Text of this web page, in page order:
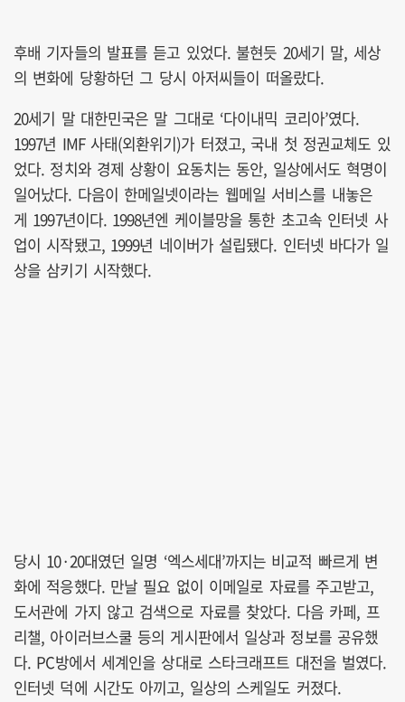
후배 기자들의 발표를 듣고 있었다. 불현듯 20세기 말, 세상
의 변화에 당황하던 그 당시 아저씨들이 떠올랐다.
20세기 말 대한민국은 말 그대로 ‘다이내믹 코리아’였다.
1997년 IMF 사태(외환위기)가 터졌고, 국내 첫 정권교체도 있
었다. 정치와 경제 상황이 요동치는 동안, 일상에서도 혁명이
일어났다. 다음이 한메일넷이라는 웹메일 서비스를 내놓은
게 1997년이다. 1998년엔 케이블망을 통한 초고속 인터넷 사
업이 시작됐고, 1999년 네이버가 설립됐다. 인터넷 바다가 일
상을 삼키기 시작했다.
당시 10·20대였던 일명 ‘엑스세대’까지는 비교적 빠르게 변
화에 적응했다. 만날 필요 없이 이메일로 자료를 주고받고,
도서관에 가지 않고 검색으로 자료를 찾았다. 다음 카페, 프
리챌, 아이러브스쿨 등의 게시판에서 일상과 정보를 공유했
다. PC방에서 세계인을 상대로 스타크래프트 대전을 벌였다.
인터넷 덕에 시간도 아끼고, 일상의 스케일도 커졌다.